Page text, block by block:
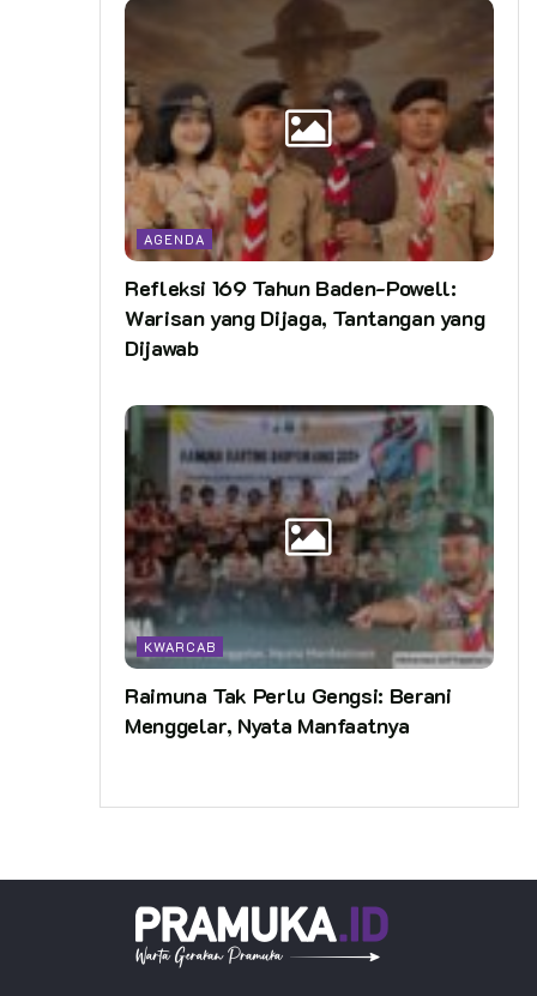
AGENDA
Refleksi 169 Tahun Baden-Powell:
Warisan yang Dijaga, Tantangan yang
Dijawab
KWARCAB
Raimuna Tak Perlu Gengsi: Berani
Menggelar, Nyata Manfaatnya